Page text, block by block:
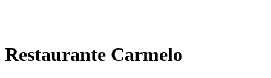
Restaurante Carmelo